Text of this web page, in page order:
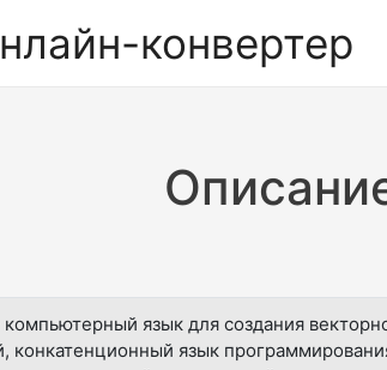
конвертер
язык для создания
конкатенционный язык